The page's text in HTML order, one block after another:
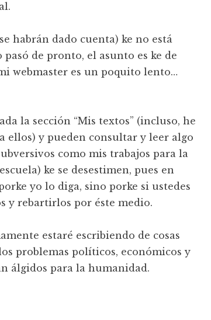
habrán dado cuenta) ke no está
de pronto, el asunto es ke de
webmaster es un poquito lento…
la sección “Mis textos” (incluso, he
ellos) y pueden consultar y leer algo
como mis trabajos para la
ke se desestimen, pues en
yo lo diga, sino porke si ustedes
y rebartirlos por éste medio.
estaré escribiendo de cosas
problemas políticos, económicos y
álgidos para la humanidad.